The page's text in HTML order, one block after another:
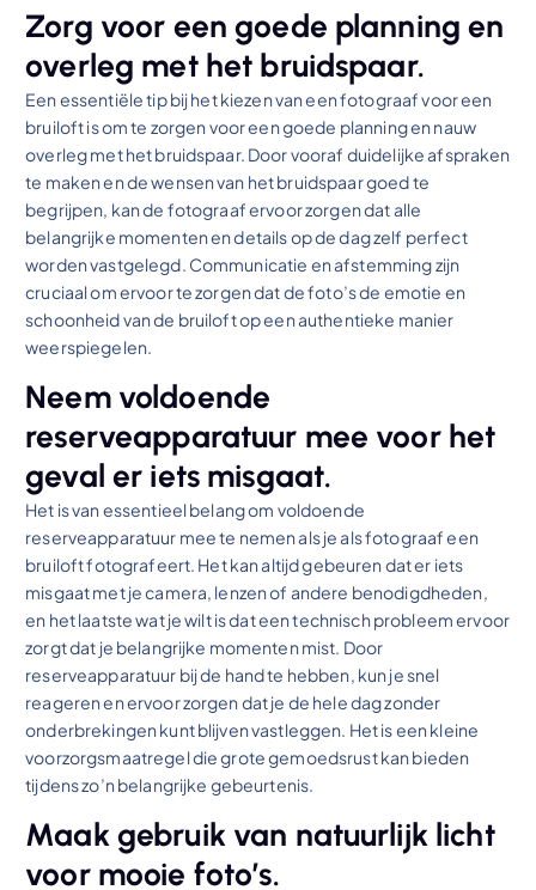
Zorg voor een goede planning en
overleg met het bruidspaar.
Een essentiële tip bij het kiezen van een fotograaf voor een
bruiloft is om te zorgen voor een goede planning en nauw
overleg met het bruidspaar. Door vooraf duidelijke afspraken
te maken en de wensen van het bruidspaar goed te
begrijpen, kan de fotograaf ervoor zorgen dat alle
belangrijke momenten en details op de dag zelf perfect
worden vastgelegd. Communicatie en afstemming zijn
cruciaal om ervoor te zorgen dat de foto’s de emotie en
schoonheid van de bruiloft op een authentieke manier
weerspiegelen.
Neem voldoende
reserveapparatuur mee voor het
geval er iets misgaat.
Het is van essentieel belang om voldoende
reserveapparatuur mee te nemen als je als fotograaf een
bruiloft fotografeert. Het kan altijd gebeuren dat er iets
misgaat met je camera, lenzen of andere benodigdheden,
en het laatste wat je wilt is dat een technisch probleem ervoor
zorgt dat je belangrijke momenten mist. Door
reserveapparatuur bij de hand te hebben, kun je snel
reageren en ervoor zorgen dat je de hele dag zonder
onderbrekingen kunt blijven vastleggen. Het is een kleine
voorzorgsmaatregel die grote gemoedsrust kan bieden
tijdens zo’n belangrijke gebeurtenis.
Maak gebruik van natuurlijk licht
voor mooie foto’s.